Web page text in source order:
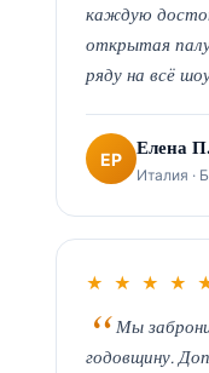
каждую
открытая
ряду на всё
EP Елена П.
Италия ·
★ ★ ★ ★
Мы
годовщину.